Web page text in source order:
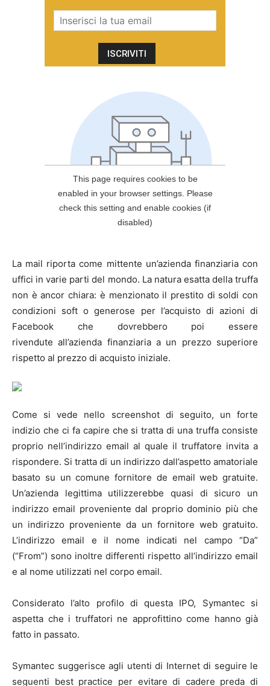
La mail riporta come mittente un’azienda finanziaria con
uffici in varie parti del mondo. La natura esatta della truffa
non è ancor chiara: è menzionato il prestito di soldi con
condizioni soft o generose per l’acquisto di azioni di
Facebook che dovrebbero poi essere
rivendute all’azienda finanziaria a un prezzo superiore
rispetto al prezzo di acquisto iniziale.
Come si vede nello screenshot di seguito, un forte
indizio che ci fa capire che si tratta di una truffa consiste
proprio nell’indirizzo email al quale il truffatore invita a
rispondere. Si tratta di un indirizzo dall’aspetto amatoriale
basato su un comune fornitore de email web gratuite.
Un’azienda legittima utilizzerebbe quasi di sicuro un
indirizzo email proveniente dal proprio dominio più che
un indirizzo proveniente da un fornitore web gratuito.
L’indirizzo email e il nome indicati nel campo “Da”
(“From”) sono inoltre differenti rispetto all’indirizzo email
e al nome utilizzati nel corpo email.
Considerato l’alto profilo di questa IPO, Symantec si
aspetta che i truffatori ne approfittino come hanno già
fatto in passato.
Symantec suggerisce agli utenti di Internet di seguire le
seguenti best practice per evitare di cadere preda di